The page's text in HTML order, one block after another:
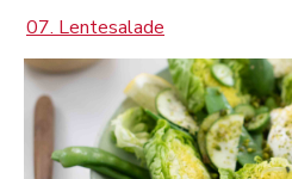
07. Lentesalade